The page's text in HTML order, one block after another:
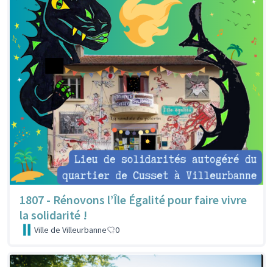
1807 - Rénovons l’Île Égalité pour faire vivre
la solidarité !
Ville de Villeurbanne 0